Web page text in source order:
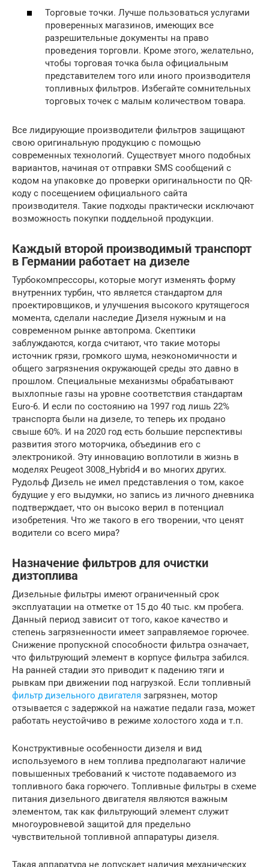
Торговые точки. Лучше пользоваться услугами
проверенных магазинов, имеющих все
разрешительные документы на право
проведения торговли. Кроме этого, желательно,
чтобы торговая точка была официальным
представителем того или иного производителя
топливных фильтров. Избегайте сомнительных
торговых точек с малым количеством товара.
Все лидирующие производители фильтров защищают
свою оригинальную продукцию с помощью
современных технологий. Существует много подобных
вариантов, начиная от отправки SMS сообщений с
кодом на упаковке до проверки оригинальности по QR-
коду с посещением официального сайта
производителя. Такие подходы практически исключают
возможность покупки поддельной продукции.
Каждый второй производимый транспорт
в Германии работает на дизеле
Турбокомпрессоры, которые могут изменять форму
внутренних турбин, что является стандартом для
проектировщиков, и улучшения высокого крутящегося
момента, сделали наследие Дизеля нужным и на
современном рынке автопрома. Скептики
заблуждаются, когда считают, что такие моторы
источник грязи, громкого шума, неэкономичности и
общего загрязнения окружающей среды это давно в
прошлом. Специальные механизмы обрабатывают
выхлопные газы на уровне соответствия стандартам
Euro-6. И если по состоянию на 1997 год лишь 22%
транспорта были на дизеле, то теперь их продано
свыше 60%. И на 2020 год есть большие перспективы
развития этого моторчика, объединив его с
электроникой. Эту инновацию воплотили в жизнь в
моделях Peugeot 3008_Hybrid4 и во многих других.
Рудольф Дизель не имел представления о том, какое
будущие у его выдумки, но запись из личного дневника
подтверждает, что он высоко верил в потенциал
изобретения. Что же такого в его творении, что ценят
водители со всего мира?
Назначение фильтров для очистки
дизтоплива
Дизельные фильтры имеют ограниченный срок
эксплуатации на отметке от 15 до 40 тыс. км пробега.
Данный период зависит от того, какое качество и
степень загрязненности имеет заправляемое горючее.
Снижение пропускной способности фильтра означает,
что фильтрующий элемент в корпусе фильтра забился.
На ранней стадии это приводит к падению тяги и
рывкам при движении под нагрузкой. Если топливный
фильтр дизельного двигателя загрязнен, мотор
отзывается с задержкой на нажатие педали газа, может
работать неустойчиво в режиме холостого хода и т.п.
Конструктивные особенности дизеля и вид
используемого в нем топлива предполагают наличие
повышенных требований к чистоте подаваемого из
топливного бака горючего. Топливные фильтры в схеме
питания дизельного двигателя являются важным
элементом, так как фильтрующий элемент служит
многоуровневой защитой для предельно
чувствительной топливной аппаратуры дизеля.
Такая аппаратура не допускает наличия механических